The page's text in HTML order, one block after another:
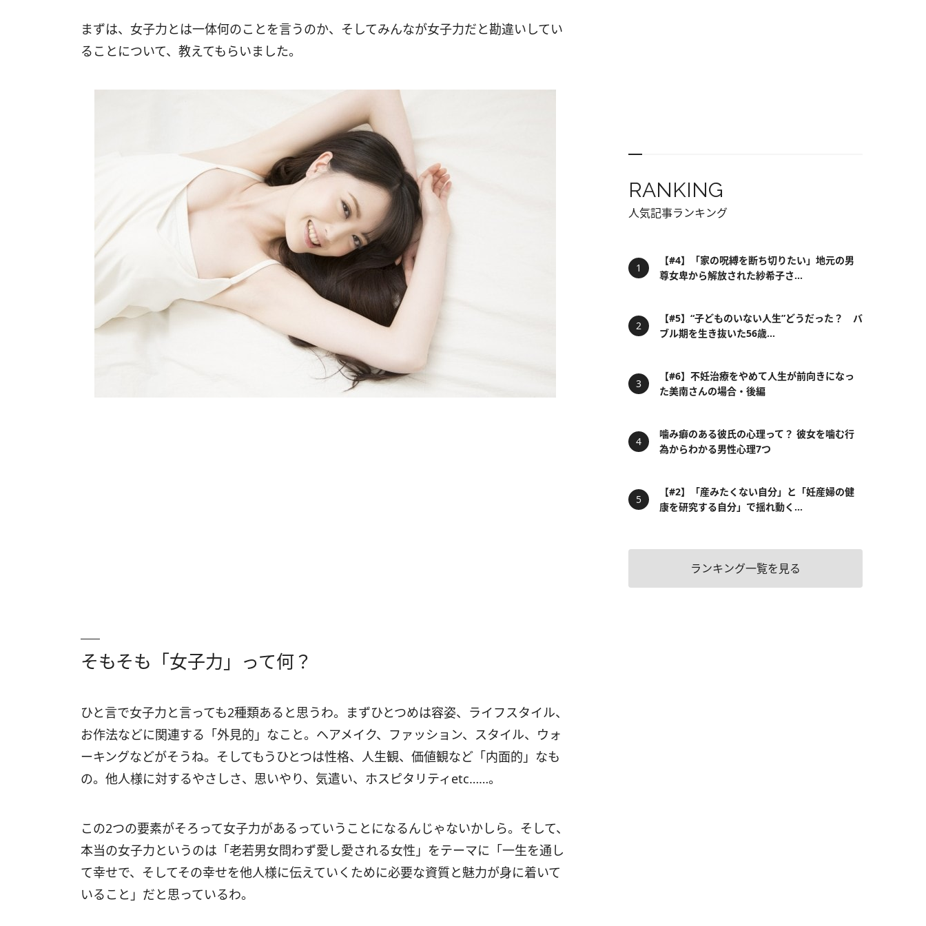
まずは、女子力とは一体何のことを言うのか、そしてみんなが女子力だと勘違いしてい
ることについて、教えてもらいました。
そもそも「女子力」って何？
ひと言で女子力と言っても2種類あると思うわ。まずひとつめは容姿、ライフスタイル、
お作法などに関連する「外見的」なこと。ヘアメイク、ファッション、スタイル、ウォ
ーキングなどがそうね。そしてもうひとつは性格、人生観、価値観など「内面的」なも
の。他人様に対するやさしさ、思いやり、気遣い、ホスピタリティetc……。
この2つの要素がそろって女子力があるっていうことになるんじゃないかしら。そして、
本当の女子力というのは「老若男女問わず愛し愛される女性」をテーマに「一生を通し
て幸せで、そしてその幸せを他人様に伝えていくために必要な資質と魅力が身に着いて
いること」だと思っているわ。
RANKING
人気記事ランキング
【#4】「家の呪縛を断ち切りたい」地元の男
尊女卑から解放された紗希子さ...
【#5】“子どものいない人生”どうだった？ バ
ブル期を生き抜いた56歳...
【#6】不妊治療をやめて人生が前向きになっ
た美南さんの場合・後編
噛み癖のある彼氏の心理って？ 彼女を噛む行
為からわかる男性心理7つ
【#2】「産みたくない自分」と「妊産婦の健
康を研究する自分」で揺れ動く...
ランキング一覧を見る